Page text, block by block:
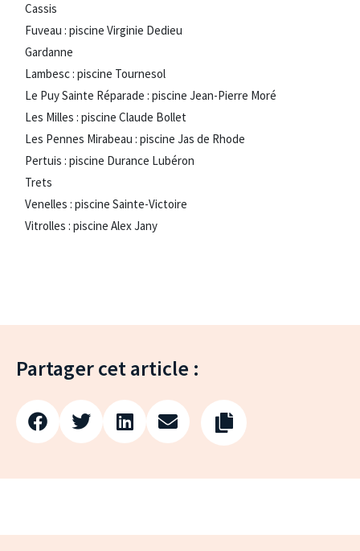
Cassis
Fuveau : piscine Virginie Dedieu
Gardanne
Lambesc : piscine Tournesol
Le Puy Sainte Réparade : piscine Jean-Pierre Moré
Les Milles : piscine Claude Bollet
Les Pennes Mirabeau : piscine Jas de Rhode
Pertuis : piscine Durance Lubéron
Trets
Venelles : piscine Sainte-Victoire
Vitrolles : piscine Alex Jany
Partager cet article :